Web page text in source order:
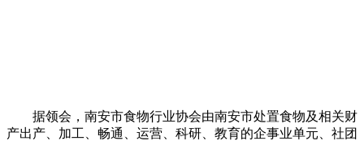
据领会，南安市食物行业协会由南安市处置食物及相关财
产出产、加工、畅通、运营、科研、教育的企事业单元、社团